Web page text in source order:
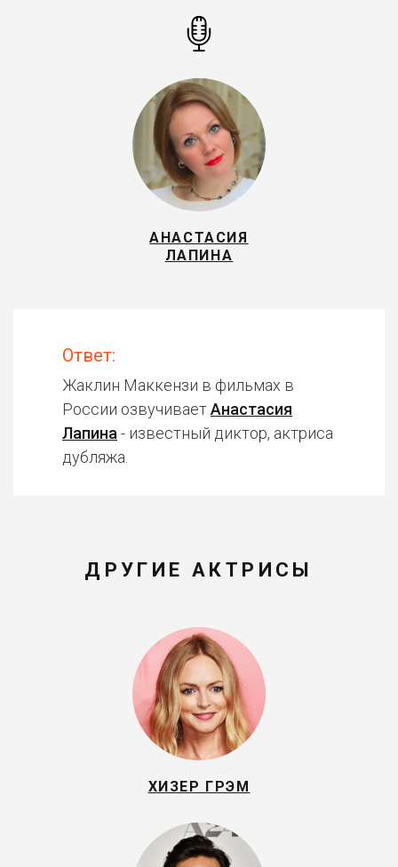
АНАСТАСИЯ
ЛАПИНА
Ответ:
Жаклин Маккензи в фильмах в
России озвучиваетАнастасия
Лапина - известный диктор, актриса
дубляжа.
ДРУГИЕ АКТРИСЫ
ХИЗЕР ГРЭМ